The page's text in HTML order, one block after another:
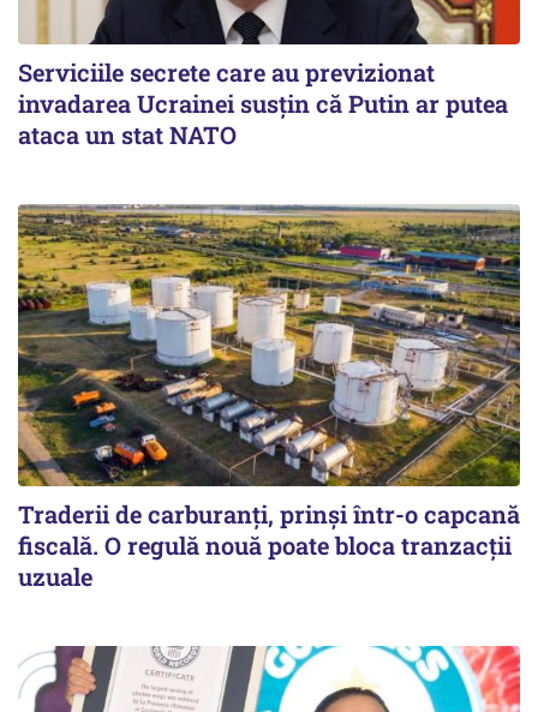
Serviciile secrete care au previzionat
invadarea Ucrainei susțin că Putin ar putea
ataca un stat NATO
Traderii de carburanți, prinși într-o capcană
fiscală. O regulă nouă poate bloca tranzacții
uzuale